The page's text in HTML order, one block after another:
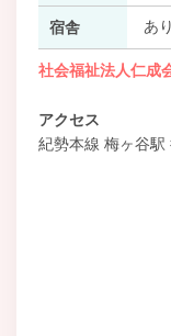
宿舎 あ
社会福祉法人仁成
アクセス
紀勢本線 梅ヶ谷駅